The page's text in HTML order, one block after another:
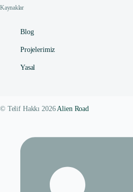
Kaynaklar
Blog
Projelerimiz
Yasal
© Telif Hakkı 2026Alien Road